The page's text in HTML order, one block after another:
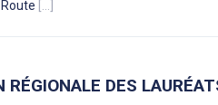
[...]
RÉGIONALE DES